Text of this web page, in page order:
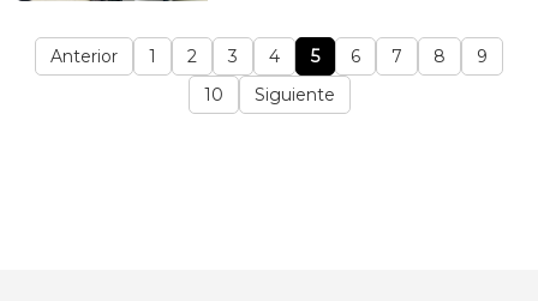
Anterior 1 2 3 4 5 6 7 8
9
10
Siguiente